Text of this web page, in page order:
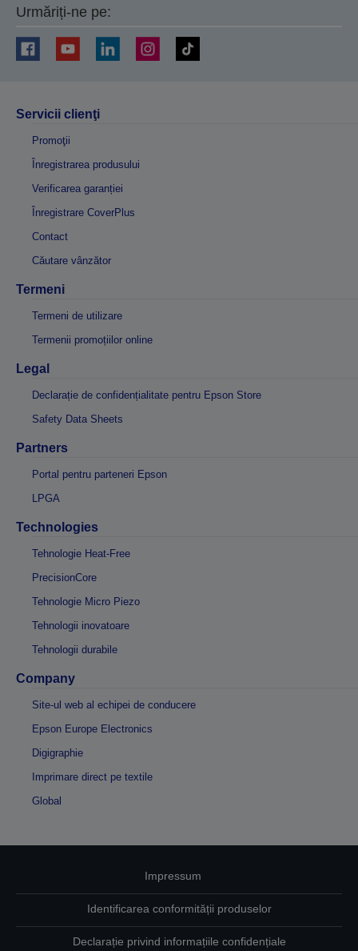
Urmăriți-ne pe:
Servicii clienţi
Promoţii
Înregistrarea produsului
Verificarea garanției
Înregistrare CoverPlus
Contact
Căutare vânzător
Termeni
Termeni de utilizare
Termenii promoțiilor online
Legal
Declarație de confidențialitate pentru Epson Store
Safety Data Sheets
Partners
Portal pentru parteneri Epson
LPGA
Technologies
Tehnologie Heat-Free
PrecisionCore
Tehnologie Micro Piezo
Tehnologii inovatoare
Tehnologii durabile
Company
Site-ul web al echipei de conducere
Epson Europe Electronics
Digigraphie
Imprimare direct pe textile
Global
Impressum
Identificarea conformității produselor
Declarație privind informațiile confidențiale